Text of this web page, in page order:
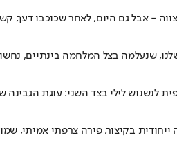
שנעלמה בצל המלחמה בינתיים,
לילי בצד השני: עוגת הגבינה
בקיצור, פירה צרפתי אמיתי,